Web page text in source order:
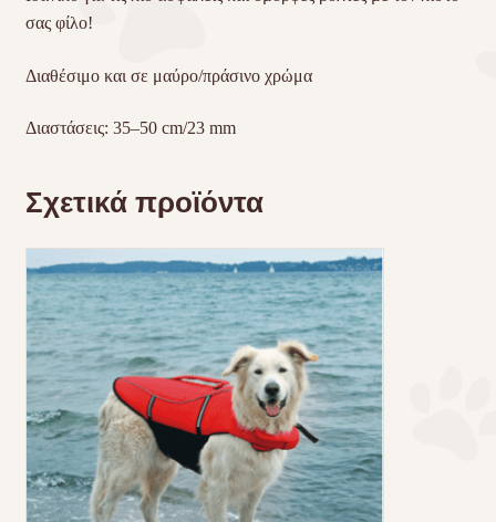
σας φίλο!
Διαθέσιμο και σε μαύρο/πράσινο χρώμα
Διαστάσεις: 35–50 cm/23 mm
Σχετικά προϊόντα